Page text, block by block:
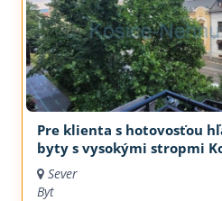
Pre klienta s hotovosťou
byty s vysokými stropmi
Sever
Byt